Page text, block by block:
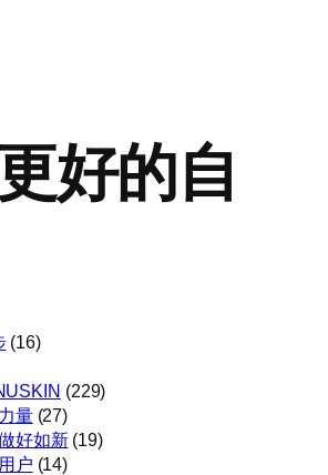
好的自
(16)
(229)
量(27)
好如新(19)
户 (14)